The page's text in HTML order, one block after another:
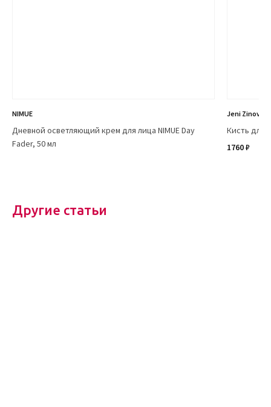
NIMUE
Дневной осветляющий крем для лица NIMUE Day
Fader, 50 мл
Jeni
Кисть для
1760 ₽
Другие статьи